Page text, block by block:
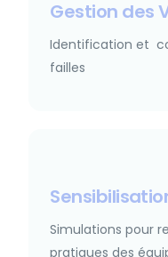
Gestion des
Identification et
failles
Simulations pour
pratiques des